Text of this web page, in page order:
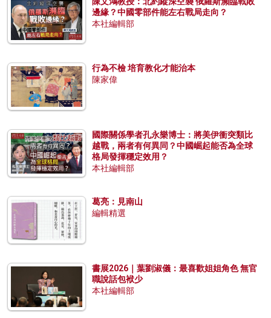
邊緣？中國零部件能左右戰局走向？
本社編輯部
行為不檢 培育教化才能治本
陳家偉
國際關係學者孔永樂博士：將美伊衝突類比
越戰，兩者有何異同？中國崛起能否為全球
格局發揮穩定效用？
本社編輯部
葛亮：見南山
編輯精選
書展2026｜葉劉淑儀：最喜歡姐姐角色 無官
職說話包袱少
本社編輯部